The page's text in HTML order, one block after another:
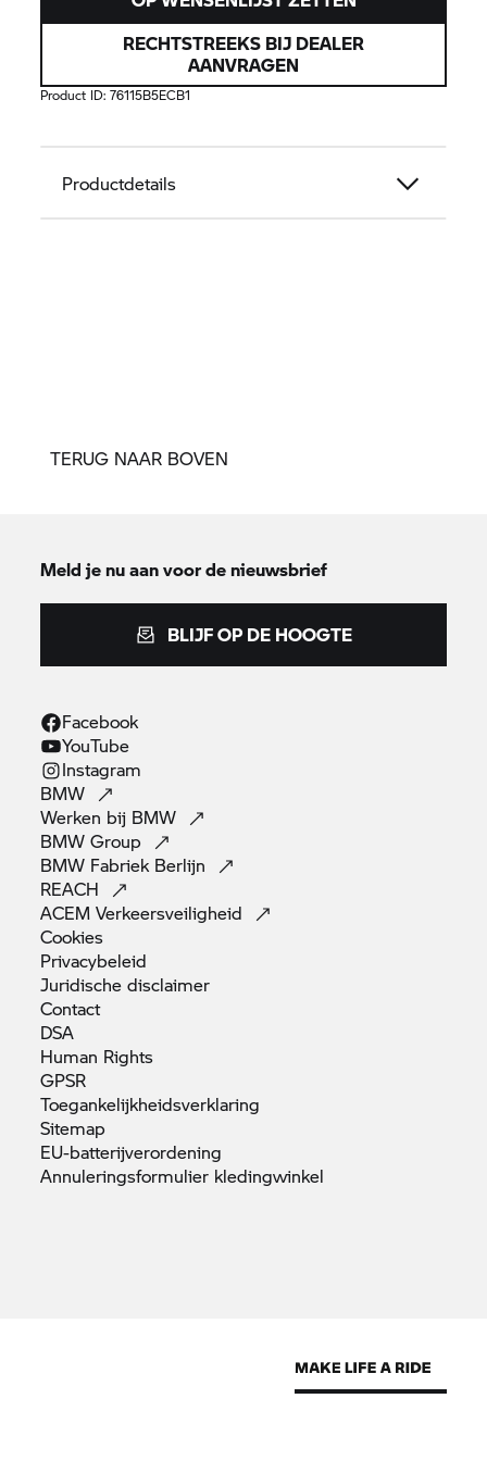
RECHTSTREEKS BIJ DEALER
AANVRAGEN
Product ID:76115B5ECB1
Productdetails
TERUG NAAR BOVEN
Meld je nu aan voor de nieuwsbrief
BLIJF OP DE HOOGTE
Facebook
YouTube
Instagram
BMW
Werken bij BMW
BMWGroup
BMW Fabriek Berlijn
REACH
ACEMVerkeersveiligheid
Cookies
Privacybeleid
Juridischedisclaimer
Contact
DSA
Human Rights
GPSR
Toegankelijkheidsverklaring
Sitemap
EU-batterijverordening
Annuleringsformulier kledingwinkel